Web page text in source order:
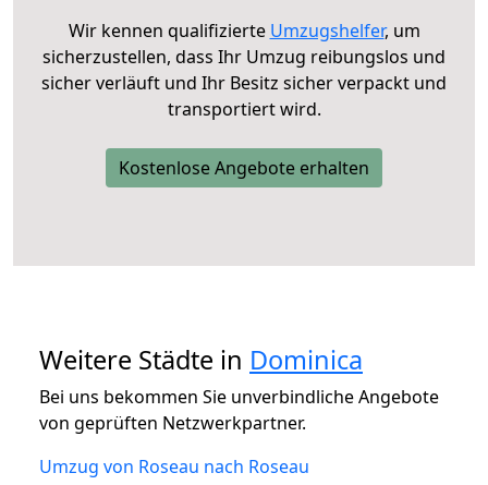
Wir kennen qualifizierte Umzugshelfer, um
sicherzustellen, dass Ihr Umzug reibungslos und
sicher verläuft und Ihr Besitz sicher verpackt und
transportiert wird.
Kostenlose Angebote erhalten
Weitere Städte in Dominica
Bei uns bekommen Sie unverbindliche Angebote
von geprüften Netzwerkpartner.
Umzug von Roseau nach Roseau